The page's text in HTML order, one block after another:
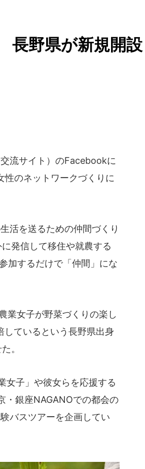
長野県が新規開設
流サイト）のFacebookに
性のネットワークづくりに
活を送るための仲間づくり
発信して移住や就農する
加するだけで「仲間」にな
業女子が野菜づくりの楽し
しているという長野県出身
。
子」や彼女らを応援する
・銀座NAGANOでの都会の
バスツアーを企画してい